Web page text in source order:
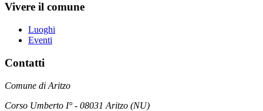
Vivere il comune
Luoghi
Eventi
Contatti
Comune di Aritzo
Corso Umberto I° - 08031 Aritzo (NU)